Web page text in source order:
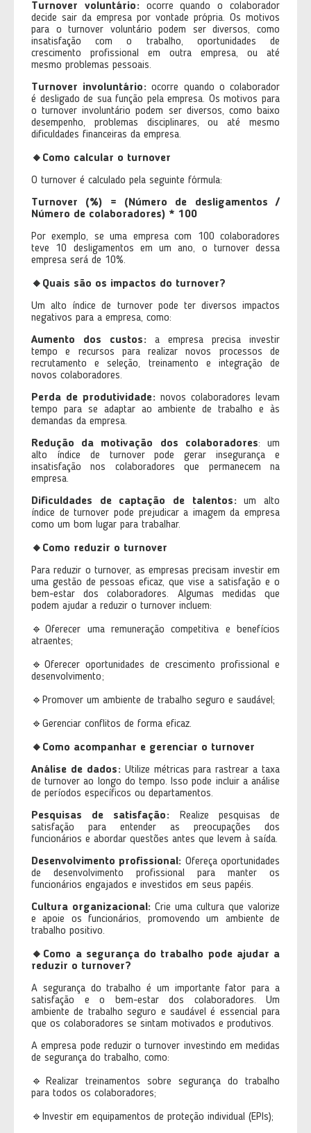
Turnover voluntário: ocorre quando o colaborador
decide sair da empresa por vontade própria. Os motivos
para o turnover voluntário podem ser diversos, como
insatisfação com o trabalho, oportunidades de
crescimento profissional em outra empresa, ou até
mesmo problemas pessoais.
Turnover involuntário:ocorre quando o colaborador
é desligado de sua função pela empresa. Os motivos para
o turnover involuntário podem ser diversos, como baixo
desempenho, problemas disciplinares, ou até mesmo
dificuldades financeiras da empresa.
🔸 Como calcular o turnover
O turnover é calculado pela seguinte fórmula:
Turnover (%) = (Número de desligamentos /
Número de colaboradores) * 100
Por exemplo, se uma empresa com 100 colaboradores
teve 10 desligamentos em um ano, o turnover dessa
empresa será de 10%.
🔸Quais são os impactos do turnover?
Um alto índice de turnover pode ter diversos impactos
negativos para a empresa, como:
Aumento dos custos: a empresa precisa investir
tempo e recursos para realizar novos processos de
recrutamento e seleção, treinamento e integração de
novos colaboradores.
Perda de produtividade: novos colaboradores levam
tempo para se adaptar ao ambiente de trabalho e às
demandas da empresa.
Redução da motivação dos colaboradores: um
alto índice de turnover pode gerar insegurança e
insatisfação nos colaboradores que permanecem na
empresa.
Dificuldades de captação de talentos:um alto
índice de turnover pode prejudicar a imagem da empresa
como um bom lugar para trabalhar.
🔸 Como reduzir o turnover
Para reduzir o turnover, as empresas precisam investir em
uma gestão de pessoas eficaz, que vise a satisfação e o
bem-estar dos colaboradores. Algumas medidas que
podem ajudar a reduzir o turnover incluem:
🔹Oferecer uma remuneração competitiva e benefícios
atraentes;
🔹Oferecer oportunidades de crescimento profissional e
desenvolvimento;
🔹Promover um ambiente de trabalho seguro e saudável;
🔹Gerenciar conflitos de forma eficaz.
🔸 Como acompanhar e gerenciar o turnover
Análise de dados: Utilize métricas para rastrear a taxa
de turnover ao longo do tempo. Isso pode incluir a análise
de períodos específicos ou departamentos.
Pesquisas de satisfação: Realize pesquisas de
satisfação para entender as preocupações dos
funcionários e abordar questões antes que levem à saída.
Desenvolvimento profissional: Ofereça oportunidades
de desenvolvimento profissional para manter os
funcionários engajados e investidos em seus papéis.
Cultura organizacional: Crie uma cultura que valorize
e apoie os funcionários, promovendo um ambiente de
trabalho positivo.
🔸 Como a segurança do trabalho pode ajudar a
reduzir o turnover?
A segurança do trabalho é um importante fator para a
satisfação e o bem-estar dos colaboradores. Um
ambiente de trabalho seguro e saudável é essencial para
que os colaboradores se sintam motivados e produtivos.
A empresa pode reduzir o turnover investindo em medidas
de segurança do trabalho, como:
🔹Realizar treinamentos sobre segurança do trabalho
para todos os colaboradores;
🔹Investir em equipamentos de proteção individual (EPIs);